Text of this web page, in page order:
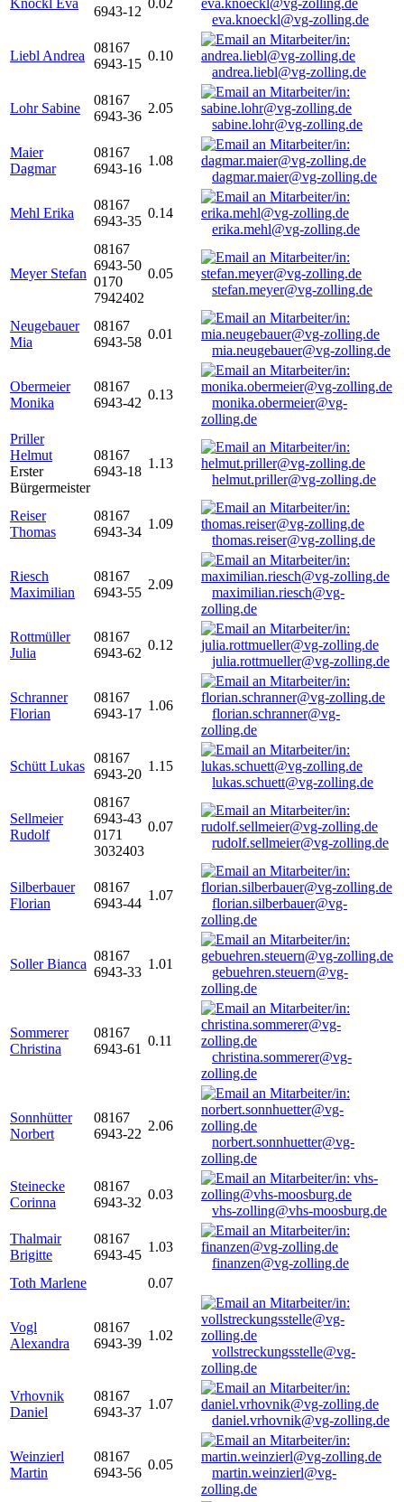
Knöckl Eva
6943-12
0.02
eva.knoeckl@vg-zolling.de
Liebl Andrea
08167
6943-15
0.10
andrea.liebl@vg-zolling.de
Lohr Sabine
08167
6943-36
2.05
sabine.lohr@vg-zolling.de
Maier
Dagmar
08167
6943-16
1.08
dagmar.maier@vg-zolling.de
Mehl Erika
08167
6943-35
0.14
erika.mehl@vg-zolling.de
Meyer Stefan
08167
6943-50
0170
7942402
0.05
stefan.meyer@vg-zolling.de
Neugebauer
Mia
08167
6943-58
0.01
mia.neugebauer@vg-zolling.de
Obermeier
Monika
08167
6943-42
0.13
monika.obermeier@vg-
zolling.de
Priller
Helmut
Erster
Bürgermeister
08167
6943-18
1.13
helmut.priller@vg-zolling.de
Reiser
Thomas
08167
6943-34
1.09
thomas.reiser@vg-zolling.de
Riesch
Maximilian
08167
6943-55
2.09
maximilian.riesch@vg-
zolling.de
Rottmüller
Julia
08167
6943-62
0.12
julia.rottmueller@vg-zolling.de
Schranner
Florian
08167
6943-17
1.06
florian.schranner@vg-
zolling.de
Schütt Lukas
08167
6943-20
1.15
lukas.schuett@vg-zolling.de
Sellmeier
Rudolf
08167
6943-43
0171
3032403
0.07
rudolf.sellmeier@vg-zolling.de
Silberbauer
Florian
08167
6943-44
1.07
florian.silberbauer@vg-
zolling.de
Soller Bianca
08167
6943-33
1.01
gebuehren.steuern@vg-
zolling.de
Sommerer
Christina
08167
6943-61
0.11
christina.sommerer@vg-
zolling.de
Sonnhütter
Norbert
08167
6943-22
2.06
norbert.sonnhuetter@vg-
zolling.de
Steinecke
Corinna
08167
6943-32
0.03
vhs-zolling@vhs-moosburg.de
Thalmair
Brigitte
08167
6943-45
1.03
finanzen@vg-zolling.de
Toth Marlene
0.07
Vogl
Alexandra
08167
6943-39
1.02
vollstreckungsstelle@vg-
zolling.de
Vrhovnik
Daniel
08167
6943-37
1.07
daniel.vrhovnik@vg-zolling.de
Weinzierl
Martin
08167
6943-56
0.05
martin.weinzierl@vg-
zolling.de